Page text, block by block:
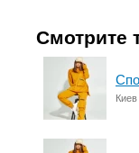
Смотрите
Киев